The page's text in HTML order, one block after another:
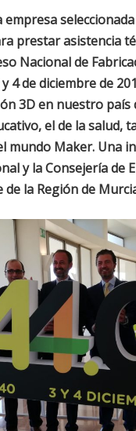
empresa
prestar asistencia
Nacional de
4 de diciembre de
3D en nuestro país
el de la salud,
mundo Maker. Una
y la Consejería de
la Región de